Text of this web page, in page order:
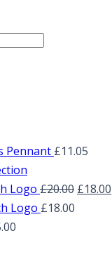
Pennant £11.05
Logo £20.00 £18.00
Logo £18.00